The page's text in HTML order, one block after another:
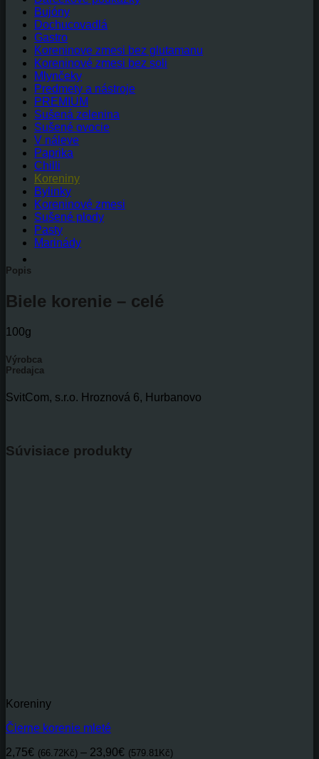
Bujóny
Dochucovadlá
Gastro
Koreninove zmesi bez glutamanu
Koreninové zmesi bez soli
Mlynčeky
Predmety a nástroje
PREMIUM
Sušená zelenina
Sušené ovocie
V náleve
Paprika
Chilli
Koreniny
Bylinky
Koreninové zmesi
Sušené plody
Pasty
Marinády
Popis
Biele korenie – celé
100g
Výrobca
Predajca
SvitCom, s.r.o. Hroznová 6, Hurbanovo
Súvisiace produkty
Koreniny
Čierne korenie mleté
2,75€ (66.72Kč) – 23,90€ (579.81Kč)Price